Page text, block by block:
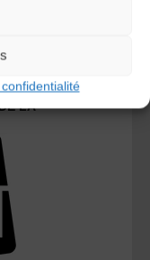
Trad'
LA